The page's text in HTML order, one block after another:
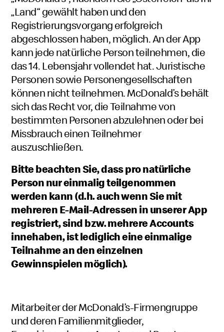
„Land“ gewählt haben und den
Registrierungsvorgang erfolgreich
abgeschlossen haben, möglich. An der App
kann jede natürliche Person teilnehmen, die
das 14. Lebensjahr vollendet hat. Juristische
Personen sowie Personengesellschaften
können nicht teilnehmen. McDonald’s behält
sich das Recht vor, die Teilnahme von
bestimmten Personen abzulehnen oder bei
Missbrauch einen Teilnehmer
auszuschließen.
Bitte beachten Sie, dasspro natürliche
Person nur einmalig teilgenommen
werden kann (d.h. auch wenn Sie mit
mehreren E-Mail-Adressen in unserer App
registriert, sind bzw. mehrere Accounts
innehaben, ist lediglich eine einmalige
Teilnahme an den einzelnen
Gewinnspielen möglich).
Mitarbeiter der McDonald’s-Firmengruppe
und deren Familienmitglieder,